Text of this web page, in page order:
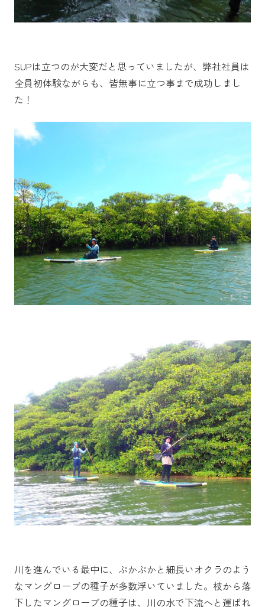
SUPは立つのが大変だと思っていましたが、弊社社員は
全員初体験ながらも、皆無事に立つ事まで成功しまし
た！
川を進んでいる最中に、ぷかぷかと細長いオクラのよう
なマングローブの種子が多数浮いていました。枝から落
下したマングローブの種子は、川の水で下流へと運ばれ